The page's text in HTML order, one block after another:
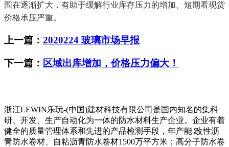
围在逐渐扩大，有助于缓解行业库存压力的增加。短期看现货
价格承压严重。
上一篇： 2020224 玻璃市场早报
下一篇： 区域出库增加，价格压力偏大！
浙江LEWIN乐玩-(中国)建材科技有限公司是国内知名的集科
研、开发、生产自动化为一体的防水材料生产企业。企业有着
健全的质量管理体系和先进的产品检测手段，年产能∶改性沥
青防水卷材、自粘沥青防水卷材1500万平方米；高分子防水卷